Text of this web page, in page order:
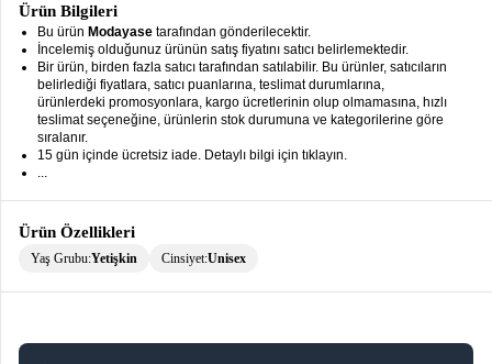
Dış
Giyimkeyboard_arrow_down
Tesettür
Giyim keyboard_arrow_down
Büyük
Beden
keyboard_arrow_down
Giyim keyboard_arrow_down
Ürün Bilgileri
Bu ürün Modayase tarafından gönderilecektir.
İncelemiş olduğunuz ürünün satış fiyatını satıcı belirlemektedir.
Bir ürün, birden fazla satıcı tarafından satılabilir. Bu ürünler, satıcıların
belirlediği fiyatlara, satıcı puanlarına, teslimat durumlarına,
ürünlerdeki promosyonlara, kargo ücretlerinin olup olmamasına, hızlı
teslimat seçeneğine, ürünlerin stok durumuna ve kategorilerine göre
sıralanır.
15 gün içinde ücretsiz iade. Detaylı bilgi için tıklayın.
Ürün Özellikleri
Yaş Grubu:Yetişkin Cinsiyet:Unisex